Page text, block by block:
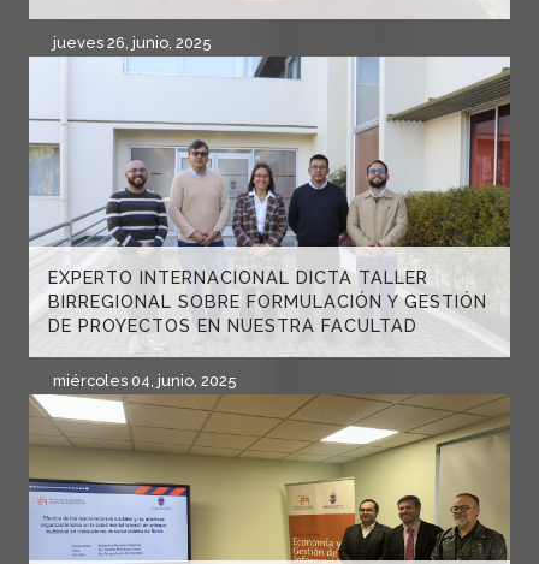
jueves 26, junio, 2025
EXPERTO INTERNACIONAL DICTA TALLER
BIRREGIONAL SOBRE FORMULACIÓN Y GESTIÓN
DE PROYECTOS EN NUESTRA FACULTAD
miércoles 04, junio, 2025